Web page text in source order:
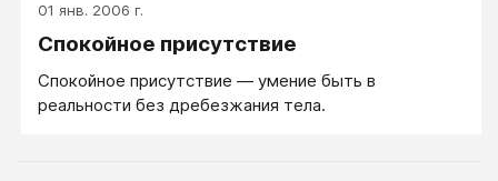
01 янв. 2006 г.
Спокойное присутствие
Спокойное присутствие — умение быть в
реальности без дребезжания тела.